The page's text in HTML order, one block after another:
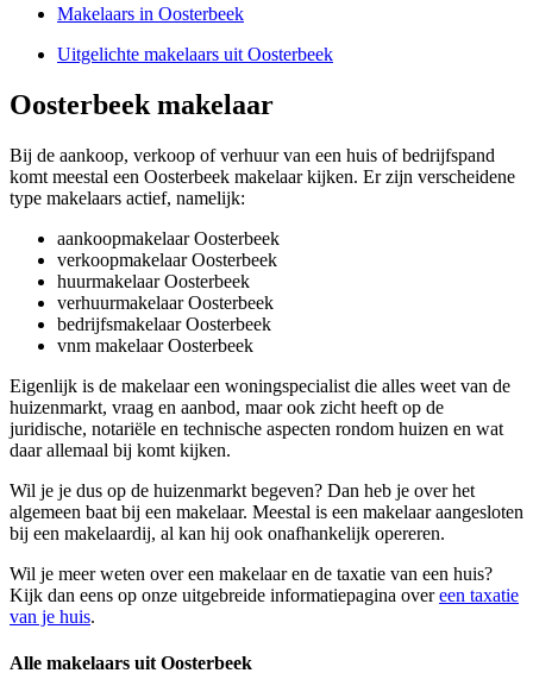
Makelaars in Oosterbeek
Uitgelichte makelaars uit Oosterbeek
Oosterbeek makelaar
Bij de aankoop, verkoop of verhuur van een huis of bedrijfspand
komt meestal een Oosterbeek makelaar kijken. Er zijn verscheidene
type makelaars actief, namelijk:
aankoopmakelaar Oosterbeek
verkoopmakelaar Oosterbeek
huurmakelaar Oosterbeek
verhuurmakelaar Oosterbeek
bedrijfsmakelaar Oosterbeek
vnm makelaar Oosterbeek
Eigenlijk is de makelaar een woningspecialist die alles weet van de
huizenmarkt, vraag en aanbod, maar ook zicht heeft op de
juridische, notariële en technische aspecten rondom huizen en wat
daar allemaal bij komt kijken.
Wil je je dus op de huizenmarkt begeven? Dan heb je over het
algemeen baat bij een makelaar. Meestal is een makelaar aangesloten
bij een makelaardij, al kan hij ook onafhankelijk opereren.
Wil je meer weten over een makelaar en de taxatie van een huis?
Kijk dan eens op onze uitgebreide informatiepagina overeen taxatie
van je huis.
Alle makelaars uit Oosterbeek